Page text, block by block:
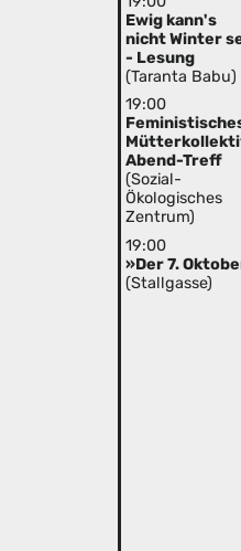
Ewig kann's
nicht Winter
- Lesung
(Taranta Babu)
19:00
Abend-Treff
(Sozial-
Ökologisches
Zentrum)
19:00
»Der 7.
(Stallgasse)